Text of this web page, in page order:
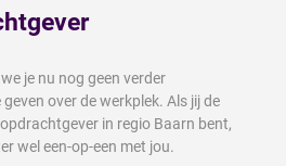
je nu nog geen verder
over de werkplek. Als jij de
in regio Baarn bent,
wel een-op-een met jou.